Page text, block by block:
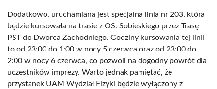
Dodatkowo, uruchamiana jest specjalna linia nr 203, która
będzie kursowała na trasie z OS. Sobieskiego przez Trasę
PST do Dworca Zachodniego. Godziny kursowania tej linii
to od 23:00 do 1:00 w nocy 5 czerwca oraz od 23:00 do
2:00 w nocy 6 czerwca, co pozwoli na dogodny powrót dla
uczestników imprezy. Warto jednak pamiętać, że
przystanek UAM Wydział Fizyki będzie wyłączony z